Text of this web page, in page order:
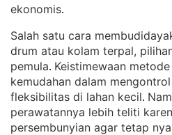
ekonomis.
Salah satu cara
drum atau kolam terpal,
pemula. Keistimewaan
kemudahan dalam
fleksibilitas di lahan kecil.
perawatannya lebih teliti
persembunyian agar tetap